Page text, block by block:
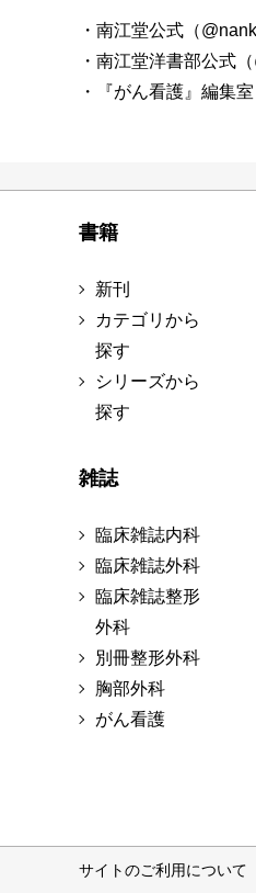
・南江堂公式（
・南江堂洋書部公式
・『がん看護』編集
書籍
新刊
カテゴリから
探す
シリーズから
探す
雑誌
臨床雑誌内科
臨床雑誌外科
臨床雑誌整形
外科
別冊整形外科
胸部外科
がん看護
サイトのご利用について